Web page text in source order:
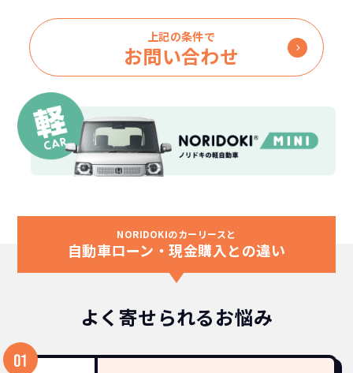
上記の条件で
お問い合わせ
NORIDOKIのカーリースと
自動車ローン・現金購入との違い
よく寄せられるお悩み